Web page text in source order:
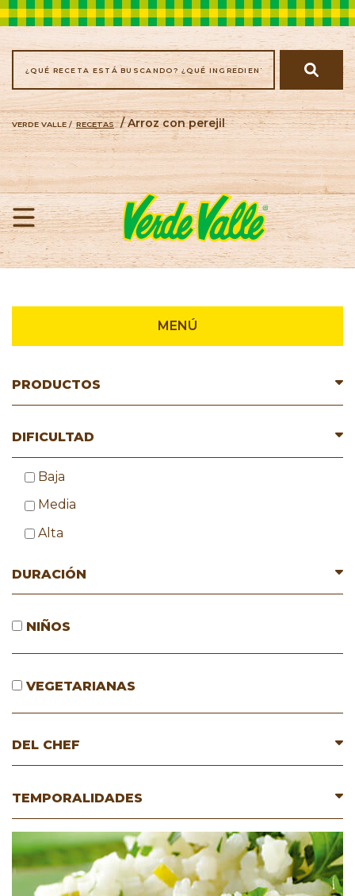
VERDE VALLE / RECETAS / Arroz con perejil
MENÚ
PRODUCTOS
DIFICULTAD
Baja
Media
Alta
DURACIÓN
NIÑOS
VEGETARIANAS
DEL CHEF
TEMPORALIDADES